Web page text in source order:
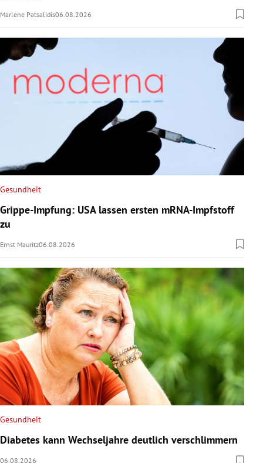
Marlene Patsalidis06.08.2026
Gesundheit
Grippe-Impfung: USA lassen ersten mRNA-Impfstoff
zu
Ernst Mauritz06.08.2026
Gesundheit
Diabetes kann Wechseljahre deutlich verschlimmern
06.08.2026